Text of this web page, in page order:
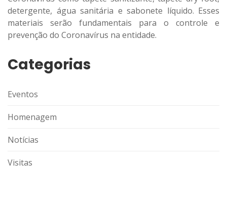
detergente, água sanitária e sabonete líquido. Esses
materiais serão fundamentais para o controle e
prevenção do Coronavírus na entidade.
Categorias
Eventos
Homenagem
Notícias
Visitas